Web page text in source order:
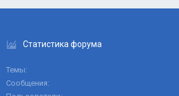
Статистика форума
Темы
Сообщения